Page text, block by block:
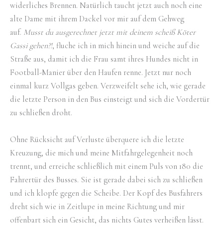
widerliches Brennen. Natürlich taucht jetzt auch noch eine
alte Dame mit ihrem Dackel vor mir auf dem Gehweg
auf. Musst du ausgerechnet jetzt mit deinem scheiß Köter
Gassi gehen?!, fluche ich in mich hinein und weiche auf die
Straße aus, damit ich die Frau samt ihres Hundes nicht in
Football-Manier über den Haufen renne. Jetzt nur noch
einmal kurz Vollgas geben. Verzweifelt sehe ich, wie gerade
die letzte Person in den Bus einsteigt und sich die Vordertür
zu schließen droht.
Ohne Rücksicht auf Verluste überquere ich die letzte
Kreuzung, die mich und meine Mitfahrgelegenheit noch
trennt, und erreiche schließlich mit einem Puls von 180 die
Fahrertür des Busses. Sie ist gerade dabei sich zu schließen
und ich klopfe gegen die Scheibe. Der Kopf des Busfahrers
dreht sich wie in Zeitlupe in meine Richtung und mir
offenbart sich ein Gesicht, das nichts Gutes verheißen lässt.